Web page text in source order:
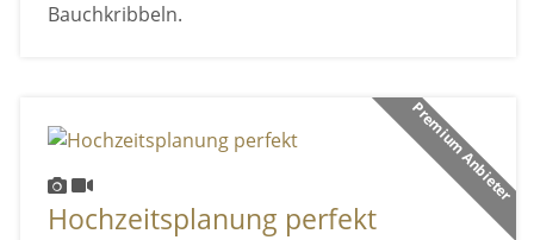
Bauchkribbeln.
Premium Anbieter
Hochzeitsplanung perfekt